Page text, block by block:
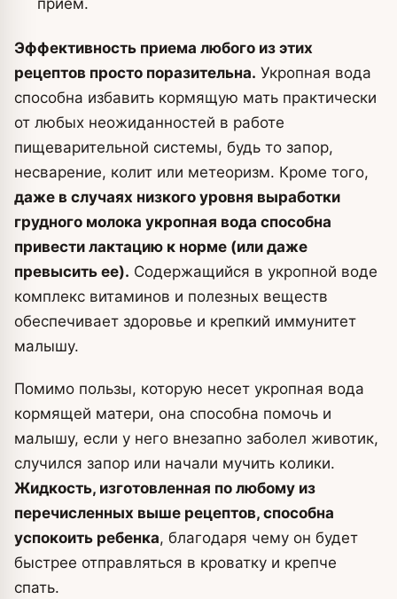
Эффективность приема любого из этих
рецептов просто поразительна. Укропная вода
способна избавить кормящую мать практически
от любых неожиданностей в работе
пищеварительной системы, будь то запор,
несварение, колит или метеоризм. Кроме того,
даже в случаях низкого уровня выработки
грудного молока укропная вода способна
привести лактацию к норме (или даже
превысить ее). Содержащийся в укропной воде
комплекс витаминов и полезных веществ
обеспечивает здоровье и крепкий иммунитет
малышу.
Помимо пользы, которую несет укропная вода
кормящей матери, она способна помочь и
малышу, если у него внезапно заболел животик,
случился запор или начали мучить колики.
Жидкость, изготовленная по любому из
перечисленных выше рецептов, способна
успокоить ребенка, благодаря чему он будет
быстрее отправляться в кроватку и крепче
спать.